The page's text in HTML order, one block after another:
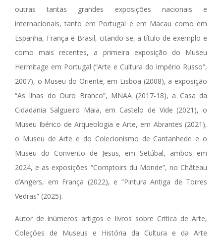
outras tantas grandes exposições nacionais e
internacionais, tanto em Portugal e em Macau como em
Espanha, França e Brasil, citando-se, a título de exemplo e
como mais recentes, a primeira exposição do Museu
Hermitage em Portugal (“Arte e Cultura do Império Russo”,
2007), o Museu do Oriente, em Lisboa (2008), a exposição
“As Ilhas do Ouro Branco”, MNAA (2017-18), a Casa da
Cidadania Salgueiro Maia, em Castelo de Vide (2021), o
Museu Ibérico de Arqueologia e Arte, em Abrantes (2021),
o Museu de Arte e do Colecionismo de Cantanhede e o
Museu do Convento de Jesus, em Setúbal, ambos em
2024, e as exposições “Comptoirs du Monde”, no Château
d’Angers, em França (2022), e “Pintura Antiga de Torres
Vedras” (2025).
Autor de inúmeros artigos e livros sobre Crítica de Arte,
Coleções de Museus e História da Cultura e da Arte